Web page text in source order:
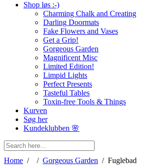
Shop løs :-)
Charming Chalk and Creating
Darling Doormats
Fake Flowers and Vases
Get a Grip!
Gorgeous Garden
Magnificent Misc
Limited Edition!
Limpid Lights
Perfect Presents
Tasteful Tables
Toxin-free Tools & Things
Kurven
Søg her
Kundeklubben 🌸
Home / / Gorgeous Garden / Fuglebad